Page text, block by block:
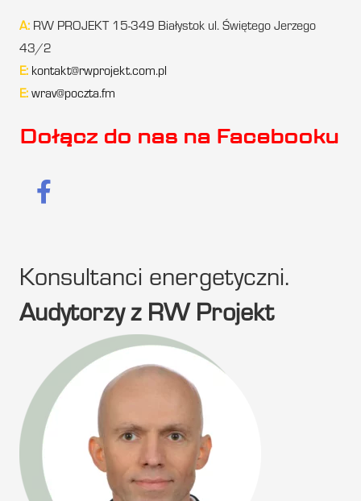
A: RW PROJEKT 15-349 Białystok ul. Świętego Jerzego
43/2
E: kontakt@rwprojekt.com.pl
E: wrav@poczta.fm
Dołącz do nas na Facebooku
Konsultanci energetyczni.
Audytorzy z RW Projekt